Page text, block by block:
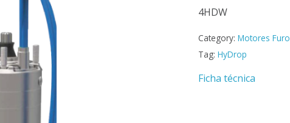
4HDW
Category: Motores Furo
Tag: HyDrop
Ficha técnica